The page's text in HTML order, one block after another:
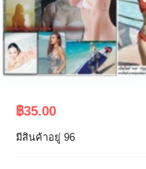
฿35.00
มีสินค้าอยู่ 96